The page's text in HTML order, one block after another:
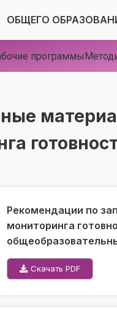
ОБЩЕГО
программы
Рекомендации по
мониторинга
Скачать PDF